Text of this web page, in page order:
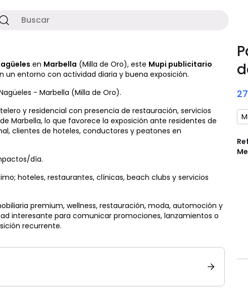
en Marbella (Milla de Oro), este Mupi publicitario
entorno con actividad diaria y buena exposición.
- Marbella (Milla de Oro).
y residencial con presencia de restauración, servicios
Marbella, lo que favorece la exposición ante residentes de
clientes de hoteles, conductores y peatones en
día.
hoteles, restaurantes, clínicas, beach clubs y servicios
premium, wellness, restauración, moda, automoción y
interesante para comunicar promociones, lanzamientos o
recurrente.